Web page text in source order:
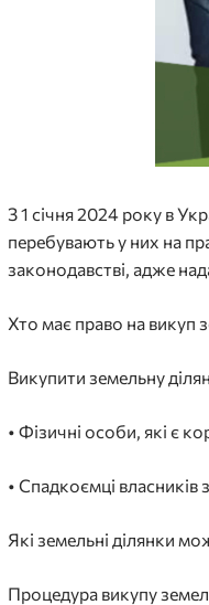
З 1 січня 2024 року в
перебувають у них на
законодавстві, адже
Хто має право на викуп
Викупити земельну
• Фізичні особи, які є
• Спадкоємці
Які земельні ділянки
Процедура викупу